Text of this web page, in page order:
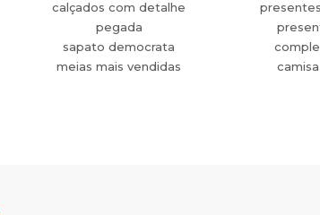
calçados com detalhe
pegada
sapato democrata
meias mais vendidas